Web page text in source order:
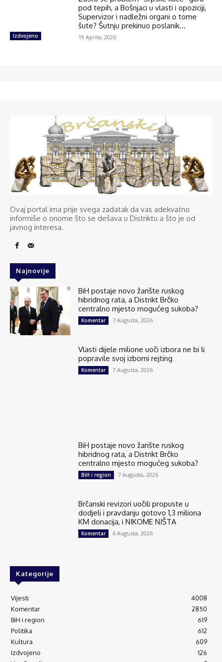
Izdvojeno
pod tepih, a Bošnjaci u vlasti i opoziciji,
Supervizor i nadležni organi o tome
šute? Šutnju prekinuo poslanik...
19 Aprila, 2026
Ovaj portal ima prije svega zadatak da vas adekvatno
informiše o onome što se dešava u Distriktu a što je od
javnog interesa.
Najnovije
BiH postaje novo žarište ruskog
hibridnog rata, a Distrikt Brčko
centralno mjesto mogućeg sukoba?
Komentar 7 Augusta, 2026
Vlasti dijele milione uoči izbora ne bi li
popravile svoj izborni rejting
Komentar 7 Augusta, 2026
BiH postaje novo žarište ruskog
hibridnog rata, a Distrikt Brčko
centralno mjesto mogućeg sukoba?
BiH i region 7 Augusta, 2026
Brčanski revizori uočili propuste u
dodjeli i pravdanju gotovo 1,3 miliona
KM donacija, i NIKOME NIŠTA
Komentar 6 Augusta, 2026
Kategorije
Vijesti
4008
Komentar
2850
BiH i region
619
Politika
612
Kultura
609
Izdvojeno
126